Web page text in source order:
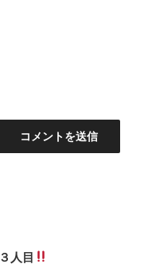
３人目